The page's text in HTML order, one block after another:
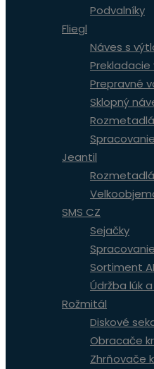
Podvalníky
Fliegl
Náves s
Prekladacie
Prepravné
Sklopný
Rozmetadlá
Jeantil
Rozmetadlá
SMS CZ
Sejačky
Sortiment
Údržba lúk
Rožmitál
Diskové
Obracače
Zhrňovače